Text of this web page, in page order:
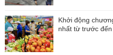
Khởi động
nhất từ trước